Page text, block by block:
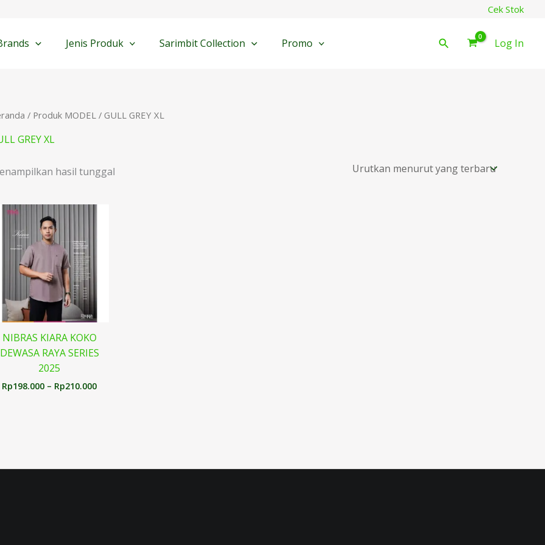
Cek Stok
Jenis Produk Sarimbit Collection Promo Cari Log In
/ Produk MODEL / GULL GREY XL
GREY XL
hasil tunggal
NIBRAS KIARA KOKO
DEWASA RAYA SERIES
2025
Rp198.000 – Rp210.000